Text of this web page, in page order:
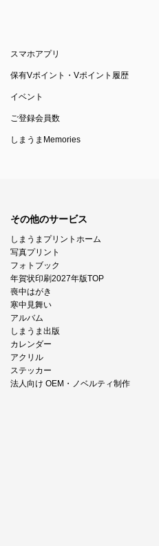
スマホアプリ
保有Vポイント・Vポイント履歴
イベント
ご登録会員数
しまうまMemories
その他のサービス
しまうまプリントホーム
写真プリント
フォトブック
年賀状印刷2027年版TOP
喪中はがき
寒中見舞い
アルバム
しまうま出版
カレンダー
アクリル
ステッカー
法人向け OEM・ノベルティ制作